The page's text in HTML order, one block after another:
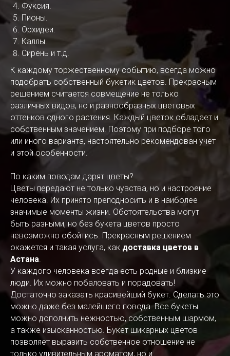
Фуксия.
Пионы.
Орхидеи.
Каллы.
Сирень и т.д.
К каждому торжественному событию, всегда можно
подобрать собственный букетик цветов. Прекрасным
решением считается совмещение не только
различных видов, но и разнообразных цветовых
оттенков одного растения. Каждый цветок обладает и
собственным значением. Поэтому при подборе того
или иного варианта, настоятельно рекомендован учет
и этой особенности.
По каким поводам дарят цветы?
Цветы передают не только чувства, но и настроение
человека. Их принято преподносить и в наиболее
значимые моменты жизни. Обстоятельства могут
быть разными, но без букета цветов просто
невозможно обойтись. Прекрасным решением
окажется и такая услуга, как доставка цветов в
Астана.
У каждого человека всегда есть родные и близкие
люди. Их можно побаловать и порадовать!
Достаточно заказать красивейший букет. Сделать это
можно даже без малейшего повода. Все букеты
можно дополнить нежностью, собственным шармом,
а также изысканностью. Букет шикарных цветов
позволяет выразить собственное отношение не
только удивительным ароматом, но и